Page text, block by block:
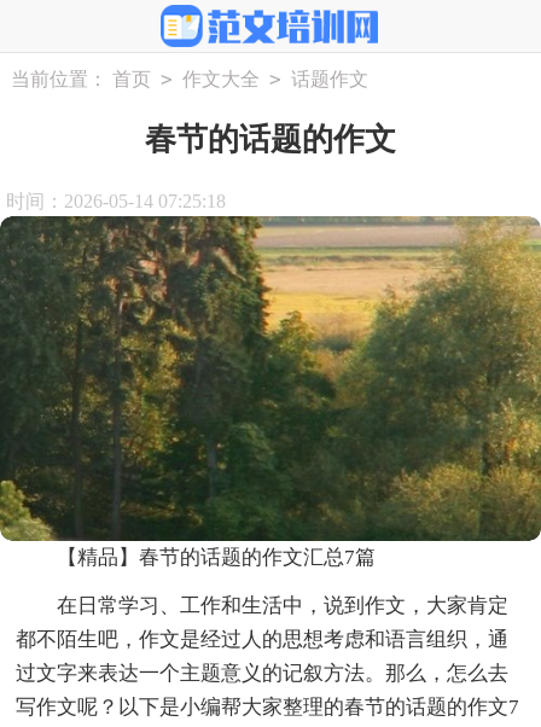
当前位置： 首页 > 作文大全 > 话题作文
春节的话题的作文
时间：2026-05-14 07:25:18
【精品】春节的话题的作文汇总7篇
在日常学习、工作和生活中，说到作文，大家肯定
都不陌生吧，作文是经过人的思想考虑和语言组织，通
过文字来表达一个主题意义的记叙方法。那么，怎么去
写作文呢？以下是小编帮大家整理的春节的话题的作文7